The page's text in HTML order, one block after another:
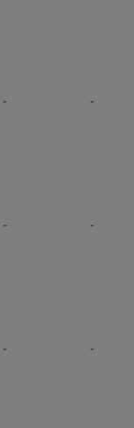
- -
- -
- -